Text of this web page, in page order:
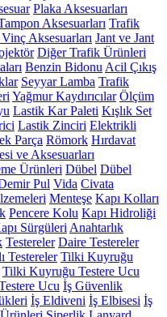
Plaka Aksesuarları
Aksesuarları Trafik
Aksesuarları Jant ve Jant
Diğer Trafik Ürünleri
Benzin Bidonu Acil Çıkış
Seyyar Lamba Trafik
Yağmur Kaydırıcılar Ölçüm
Lastik Kar Paleti Kışlık Set
Lastik Zinciri Elektrikli
Parça Römork Hırdavat
ve Aksesuarları
Ürünleri Dübel Dübel
Pul Vida Civata
Menteşe Kapı Kolları
Pencere Kolu Kapı Hidroliği
Sürgüleri Anahtarlık
Testereler Daire Testereler
Testereler Tilki Kuyruğu
Tilki Kuyruğu Testere Ucu
Ucu İş Güvenlik
İş Eldiveni İş Elbisesi İş